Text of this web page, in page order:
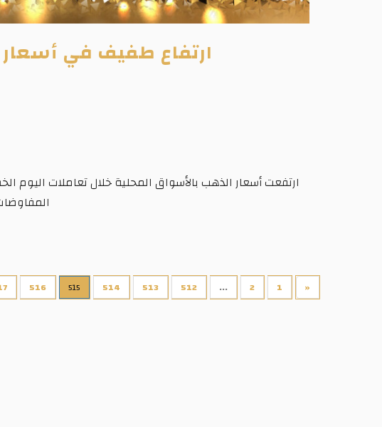
ارتفاع طفيف في أسعار
ارتفعت أسعار الذهب بالأسواق المحلية خلال تعاملات اليوم
«
1
2
...
512
513
514
515
516